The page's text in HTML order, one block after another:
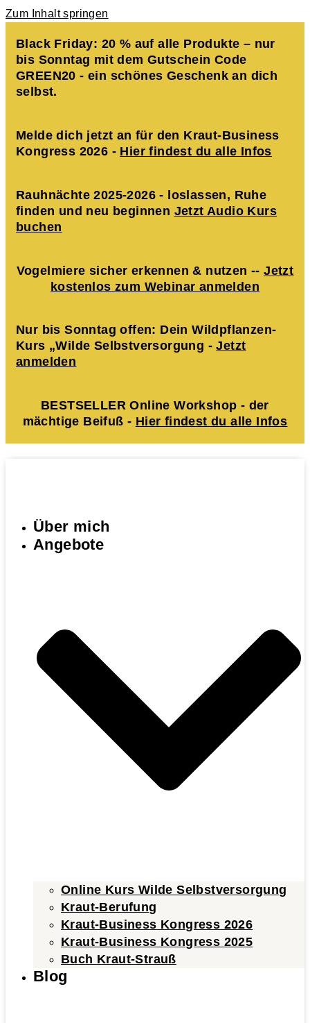
Zum Inhalt springen
Black Friday: 20 % auf alle Produkte – nur
bis Sonntag mit dem Gutschein Code
GREEN20 - ein schönes Geschenk an dich
selbst.
Melde dich jetzt an für den Kraut-Business
Kongress 2026 - Hier findest du alle Infos
Rauhnächte 2025-2026 - loslassen, Ruhe
finden und neu beginnen Jetzt Audio Kurs
buchen
Vogelmiere sicher erkennen & nutzen --Jetzt
kostenlos zum Webinar anmelden
Nur bis Sonntag offen: Dein Wildpflanzen-
Kurs „Wilde Selbstversorgung -Jetzt
anmelden
BESTSELLER Online Workshop - der
mächtige Beifuß - Hier findest du alle Infos
Über mich
Angebote
Online Kurs Wilde Selbstversorgung
Kraut-Berufung
Kraut-Business Kongress 2026
Kraut-Business Kongress 2025
Buch Kraut-Strauß
Blog